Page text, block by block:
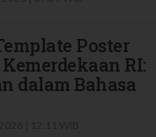
Poster
RI:
dalam Bahasa